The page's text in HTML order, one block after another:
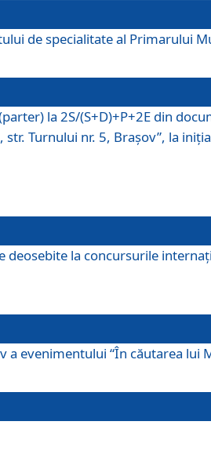
de specialitate al Primarului
la 2S/(S+D)+P+2E din
Turnului nr. 5, Braşov”, la
la concursurile
evenimentului “În căutarea lui